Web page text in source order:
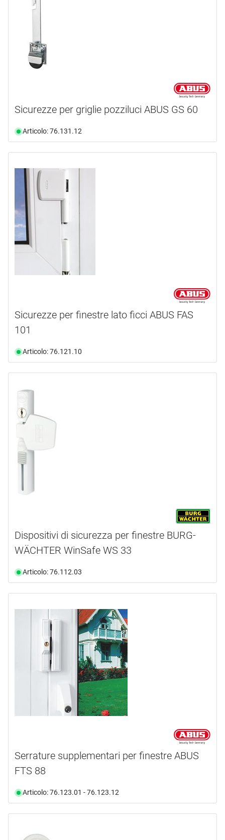
Sicurezze per griglie pozziluci ABUS GS 60
Articolo: 76.131.12
Sicurezze per finestre lato ficci ABUS FAS
101
Articolo: 76.121.10
Dispositivi di sicurezza per finestre BURG-
WÄCHTER WinSafe WS 33
Articolo: 76.112.03
Serrature supplementari per finestre ABUS
FTS 88
Articolo: 76.123.01 - 76.123.12